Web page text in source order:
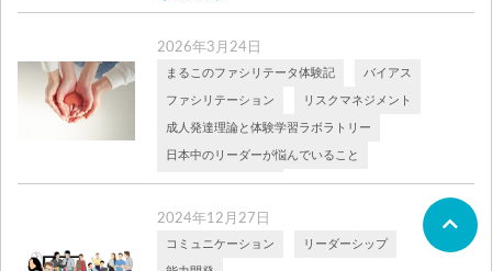
いのか」これはリーダーの永遠のテーマか
もし […]
2026年3月24日
まるこのファシリテータ体験記 バイアス
ファシリテーション リスクマネジメント
成人発達理論と体験学習ラボラトリー
日本中のリーダーが悩んでいること
職場の心理的安全性
価値観に従って、うまくいくことも
あれば、失敗することもある
大切なのは「何を信じるか」だけでなく、
2024年12月27日
コミュニケーション リーダーシップ